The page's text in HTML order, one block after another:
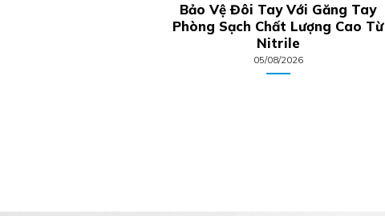
Bảo Vệ Đôi Tay Với Găng Tay
Phòng Sạch Chất Lượng Cao Từ
Nitrile
05/08/2026